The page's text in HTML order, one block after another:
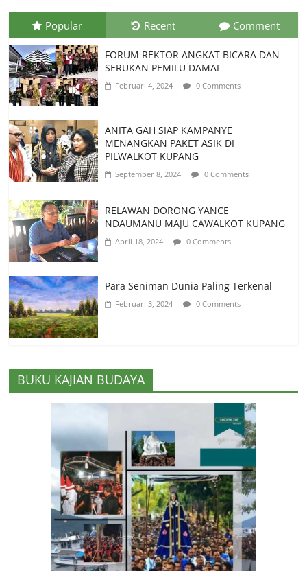
Popular Recent Comment
FORUM REKTOR ANGKAT BICARA DAN
SERUKAN PEMILU DAMAI
Februari 4, 2024 0 Comments
ANITA GAH SIAP KAMPANYE
MENANGKAN PAKET ASIK DI
PILWALKOT KUPANG
September 8, 2024 0 Comments
RELAWAN DORONG YANCE
NDAUMANU MAJU CAWALKOT KUPANG
April 18, 2024 0 Comments
Para Seniman Dunia Paling Terkenal
Februari 3, 2024 0 Comments
BUKU KAJIAN BUDAYA